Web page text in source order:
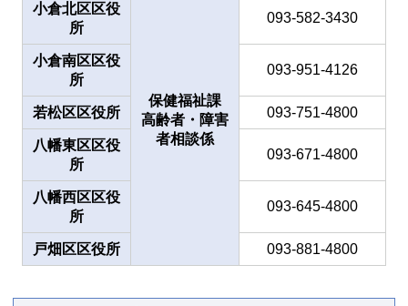
保健福祉課
高齢者・障害
者相談係
小倉北区区役
所
093-582-3430
小倉南区区役
所
093-951-4126
若松区区役所 093-751-4800
八幡東区区役
所
093-671-4800
八幡西区区役
所
093-645-4800
戸畑区区役所 093-881-4800